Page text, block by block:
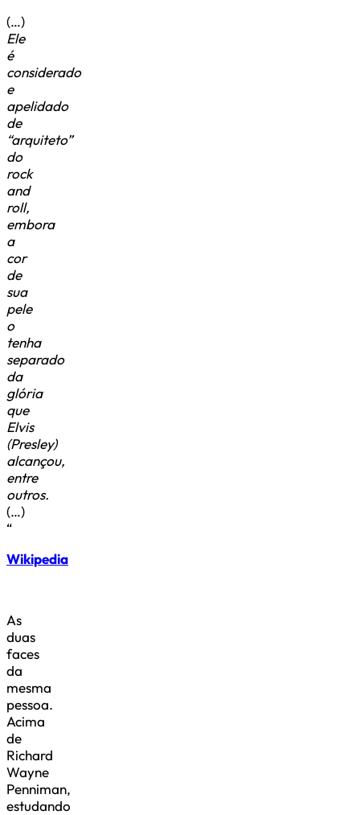
(…)
Ele
é
considerado
e
apelidado
de
“arquiteto”
do
rock
and
roll,
embora
a
cor
de
sua
pele
o
tenha
separado
da
glória
que
Elvis
(Presley)
alcançou,
entre
outros.
(…)
“
Wikipedia
As
duas
faces
da
mesma
pessoa.
Acima
de
Richard
Wayne
Penniman,
estudando